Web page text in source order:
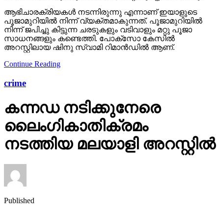
ആഭിചാരക്രിയകൾ നടന്നിരുന്നു എന്നാണ് ഇയാളുടെ
പൂജാമുറിയിൽ നിന്ന് വ്യക്തമാകുന്നത്. പൂജാമുറിയിൽ
നിന്ന് ജപിച്ചു കിട്ടുന്ന ചരടുകളും വടിവാളും മറ്റു പൂജാ
സാധനങ്ങളും കണ്ടെത്തി. പോക്സോ കേസിൽ
അറസ്റ്റിലായ ഷിനു സ്വാമി റിമാൻഡിൽ ആണ്.
Continue Reading
crime
കന്നഡ നടിക്കുനേരെ
ലൈംഗികാതിക്രമം
നടത്തിയ മലയാളി അറസ്റ്റിൽ
Published